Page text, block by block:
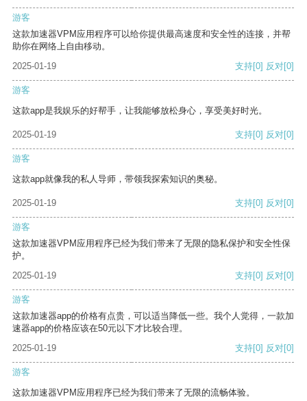
游客
这款加速器VPM应用程序可以给你提供最高速度和安全性的连接，并帮
助你在网络上自由移动。
2025-01-19
支持[0] 反对[0]
游客
这款app是我娱乐的好帮手，让我能够放松身心，享受美好时光。
2025-01-19 支持[0] 反对[0]
游客
这款app就像我的私人导师，带领我探索知识的奥秘。
2025-01-19 支持[0] 反对[0]
游客
这款加速器VPM应用程序已经为我们带来了无限的隐私保护和安全性保
护。
2025-01-19
支持[0] 反对[0]
游客
这款加速器app的价格有点贵，可以适当降低一些。我个人觉得，一款加
速器app的价格应该在50元以下才比较合理。
2025-01-19
支持[0] 反对[0]
游客
这款加速器VPM应用程序已经为我们带来了无限的流畅体验。